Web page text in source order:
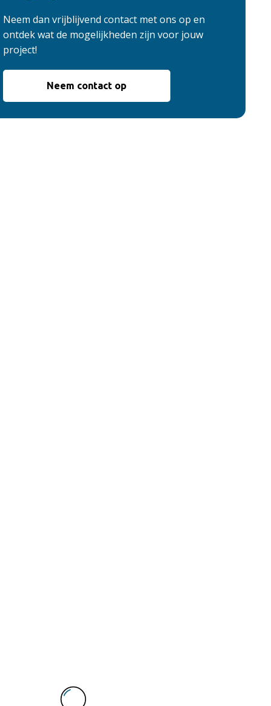
Neem dan vrijblijvend contact met ons op en
ontdek wat de mogelijkheden zijn voor jouw
project!
Neem contact op